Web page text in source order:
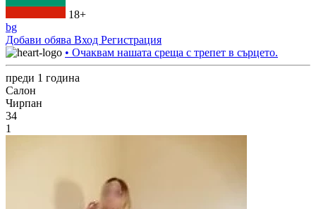
18+
bg
Добави обява Вход Регистрация
• Очаквам нашата среща с трепет в сърцето.
преди 1 година
Салон
Чирпан
34
1